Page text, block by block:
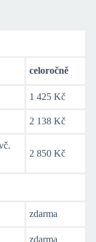
celoročně
1 425 Kč
2 138 Kč
2 850 Kč
zdarma
zdarma